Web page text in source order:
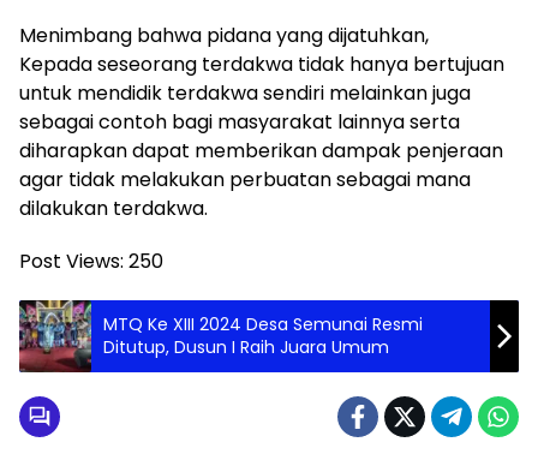
Menimbang bahwa pidana yang dijatuhkan,
Kepada seseorang terdakwa tidak hanya bertujuan
untuk mendidik terdakwa sendiri melainkan juga
sebagai contoh bagi masyarakat lainnya serta
diharapkan dapat memberikan dampak penjeraan
agar tidak melakukan perbuatan sebagai mana
dilakukan terdakwa.
Post Views: 250
MTQ Ke XIII 2024 Desa Semunai Resmi
Ditutup, Dusun I Raih Juara Umum